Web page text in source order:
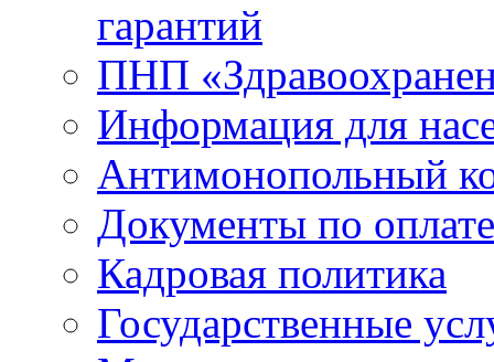
гарантий
ПНП
Информация для
Антимонопольный
Документы по
Кадровая политика
Государственные